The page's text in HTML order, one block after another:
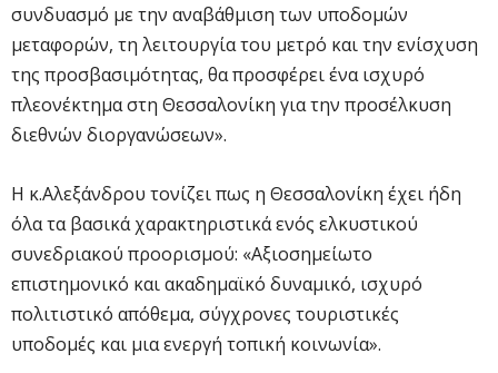
συνδυασμό με την αναβάθμιση των υποδομών
μεταφορών, τη λειτουργία του μετρό και την ενίσχυση
της προσβασιμότητας, θα προσφέρει ένα ισχυρό
πλεονέκτημα στη Θεσσαλονίκη για την προσέλκυση
διεθνών διοργανώσεων».
Η κ.Αλεξάνδρου τονίζει πως η Θεσσαλονίκη έχει ήδη
όλα τα βασικά χαρακτηριστικά ενός ελκυστικού
συνεδριακού προορισμού: «Αξιοσημείωτο
επιστημονικό και ακαδημαϊκό δυναμικό, ισχυρό
πολιτιστικό απόθεμα, σύγχρονες τουριστικές
υποδομές και μια ενεργή τοπική κοινωνία».